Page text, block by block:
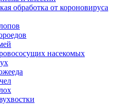
обработка от короновируса
насекомых